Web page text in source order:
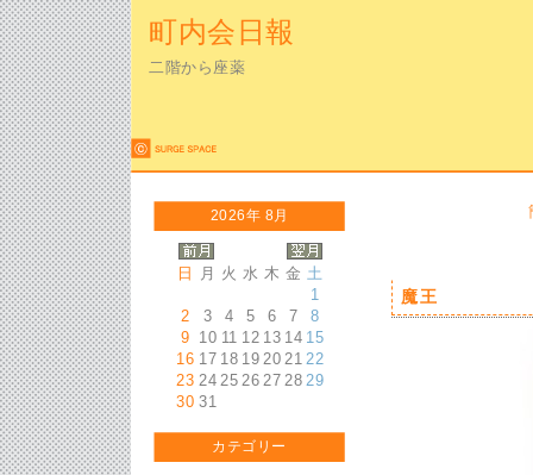
町内会日報
二階から座薬
2026年 8月
日 月 火 水 木 金 土
1
2
3 4 5 6 7
8
9 10 11 12 13 14 15
16 17 18 19 20 21 22
23 24 25 26 27 28 29
30 31
カテゴリー
魔王